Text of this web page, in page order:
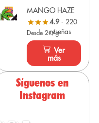
MANGO HAZE
4.9- 220
reseñas
Desde 2€/g
Ver
más
Síguenos en
Instagram